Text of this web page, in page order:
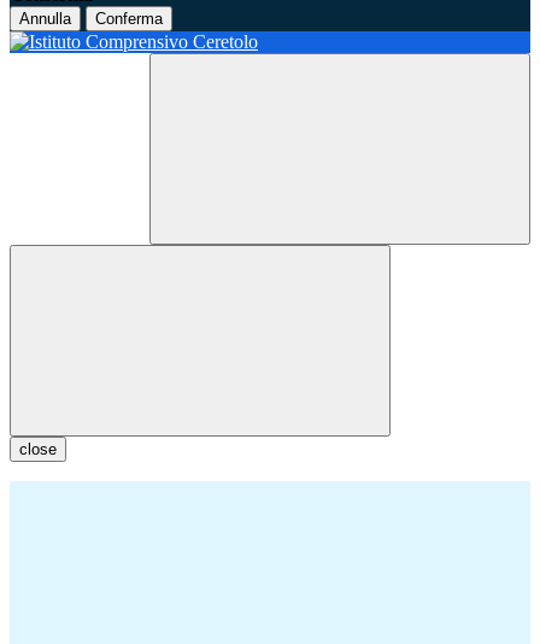
Annulla Conferma
close